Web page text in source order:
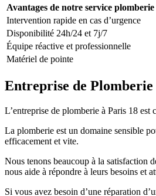
Avantages de notre service
Intervention rapide en cas d’urgence
Disponibilité 24h/24 et 7j/7
Équipe réactive et professionnelle
Matériel de pointe
Entreprise de
L’entreprise de plomberie à Paris 18
La plomberie est un domaine sensible
efficacement et vite.
Nous tenons beaucoup à la satisfaction
nous aide à répondre à leurs besoins et
Si vous avez besoin d’une réparation